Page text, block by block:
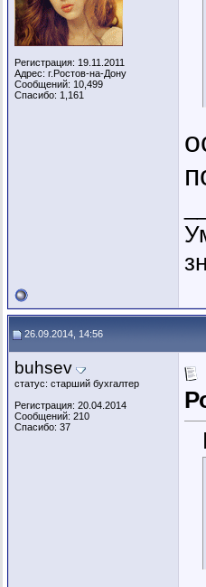
Регистрация: 19.11.2011
Адрес: г.Ростов-на-Дону
Сообщений: 10,499
Спасибо: 1,161
26.09.2014, 14:56
buhsev
статус: старший бухгалтер
Регистрация: 20.04.2014
Сообщений: 210
Спасибо: 37